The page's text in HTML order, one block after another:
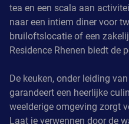
tea en een scala aan
naar een intiem diner voor
bruiloftslocatie of een
Residence Rhenen biedt de
De keuken, onder leiding
garandeert een heerlijke
weelderige omgeving zorgt
Laat je verwennen door de